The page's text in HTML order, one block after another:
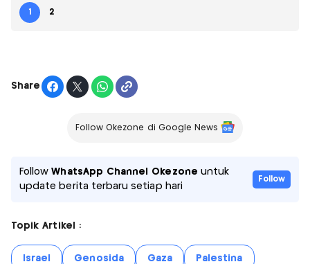
1 2
Share
Follow Okezone di Google News
FollowWhatsApp Channel Okezone untuk
update berita terbaru setiap hari
Follow
Topik Artikel :
Israel Genosida Gaza Palestina